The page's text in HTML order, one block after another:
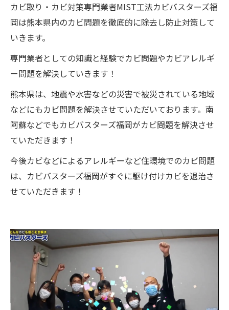
カビ取り・カビ対策専門業者MIST工法カビバスターズ福
岡は熊本県内のカビ問題を徹底的に除去し防止対策して
いきます。
専門業者としての知識と経験でカビ問題やカビアレルギ
ー問題を解決していきます！
熊本県は、地震や水害などの災害で被災されている地域
などにもカビ問題を解決させていただいております。南
阿蘇などでもカビバスターズ福岡がカビ問題を解決させ
ていただきます！
今後カビなどによるアレルギーなど住環境でのカビ問題
は、カビバスターズ福岡がすぐに駆け付けカビを退治さ
せていただきます！